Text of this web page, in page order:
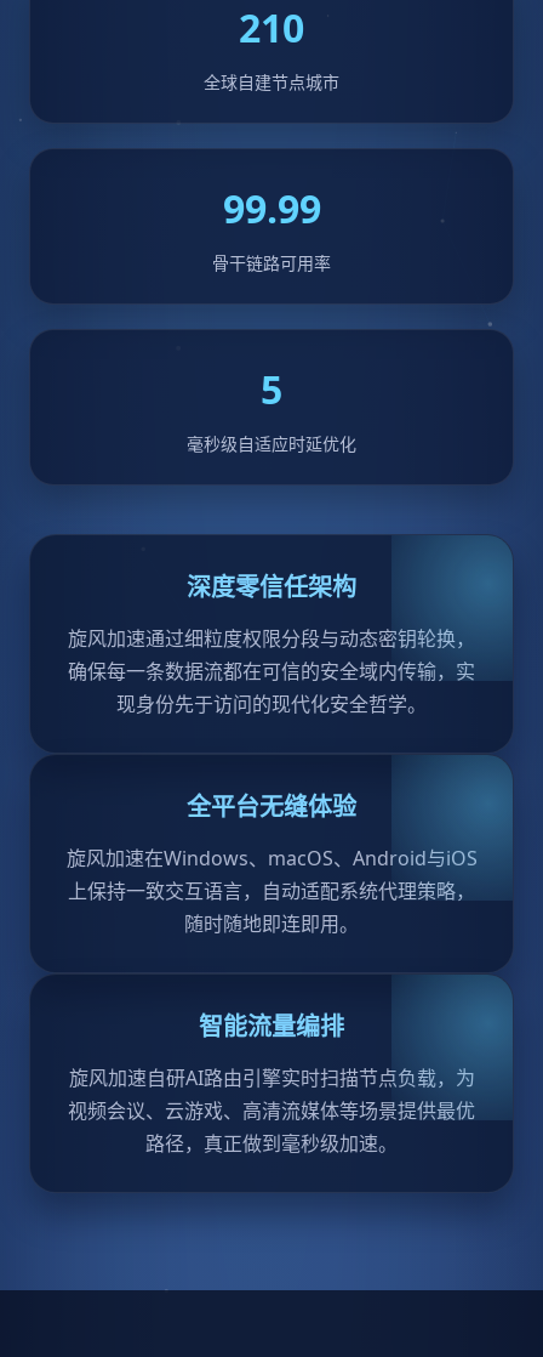
210
全球自建节点城市
99.99
骨干链路可用率
5
毫秒级自适应时延优化
深度零信任架构
旋风加速通过细粒度权限分段与动态密钥轮换，
确保每一条数据流都在可信的安全域内传输，实
现身份先于访问的现代化安全哲学。
全平台无缝体验
旋风加速在Windows、macOS、Android与iOS
上保持一致交互语言，自动适配系统代理策略，
随时随地即连即用。
智能流量编排
旋风加速自研AI路由引擎实时扫描节点负载，为
视频会议、云游戏、高清流媒体等场景提供最优
路径，真正做到毫秒级加速。